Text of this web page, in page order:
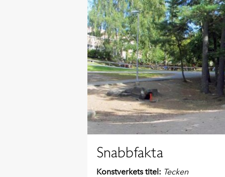
Snabbfakta
Konstverkets titel: Tecken